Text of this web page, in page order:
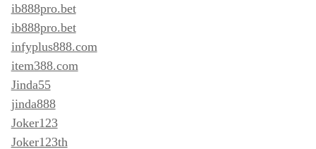
ib888pro.bet
ib888pro.bet
infyplus888.com
item388.com
Jinda55
jinda888
Joker123
Joker123th